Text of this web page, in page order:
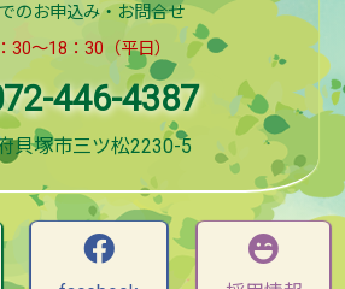
のお申込み・お問合せ
30～18：30（平日）
446-4387
貝塚市三ツ松2230-5